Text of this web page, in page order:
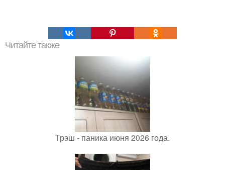
Читайте также
Трэш - паника июня 2026 года.